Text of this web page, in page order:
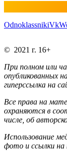
OdnoklassnikiVk
© 2021 г. 16+
При полном или
опубликованных
гиперссылка на
Все права на
охраняются в
числе, об
Использование
фото и ссылки на